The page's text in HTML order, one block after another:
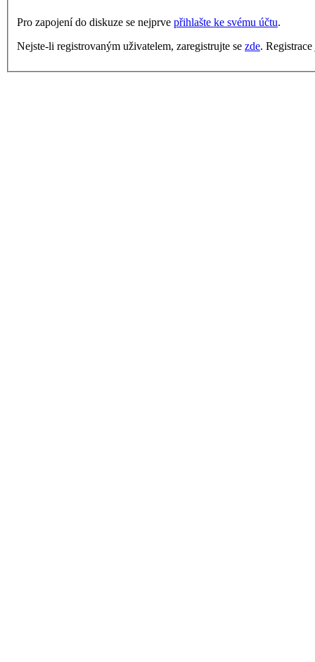
Pro zapojení do diskuze se nejprve přihlašte ke svému účtu.
Nejste-li registrovaným uživatelem, zaregistrujte se zde.